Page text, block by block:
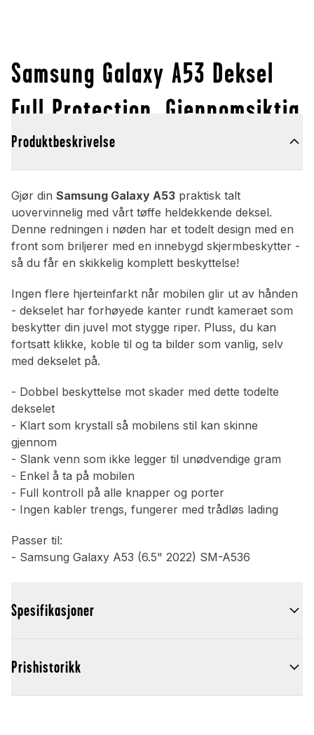
Samsung Galaxy A53 Deksel
Full Protection, Gjennomsiktig
Produktbeskrivelse
Gjør din Samsung Galaxy A53 praktisk talt
uovervinnelig med vårt tøffe heldekkende deksel.
Denne redningen i nøden har et todelt design med en
front som briljerer med en innebygd skjermbeskytter -
så du får en skikkelig komplett beskyttelse!
Ingen flere hjerteinfarkt når mobilen glir ut av hånden
- dekselet har forhøyede kanter rundt kameraet som
beskytter din juvel mot stygge riper. Pluss, du kan
fortsatt klikke, koble til og ta bilder som vanlig, selv
med dekselet på.
- Dobbel beskyttelse mot skader med dette todelte
dekselet
- Klart som krystall så mobilens stil kan skinne
gjennom
- Slank venn som ikke legger til unødvendige gram
- Enkel å ta på mobilen
- Full kontroll på alle knapper og porter
- Ingen kabler trengs, fungerer med trådløs lading
Passer til:
- Samsung Galaxy A53 (6.5" 2022) SM-A536
Spesifikasjoner
Prishistorikk